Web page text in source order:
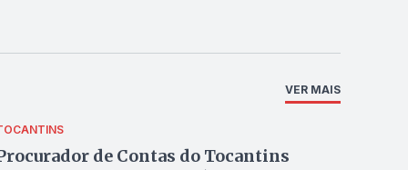
VER MAIS
de Contas do Tocantins